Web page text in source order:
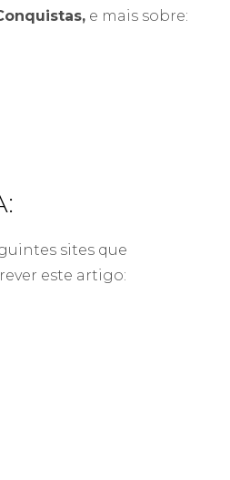
e mais sobre:
sites que
este artigo: